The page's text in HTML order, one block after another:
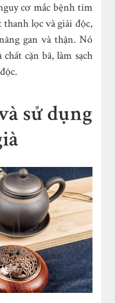
cơ mắc bệnh tim
lọc và giải độc,
gan và thận. Nó
cặn bã, làm sạch
sử dụng